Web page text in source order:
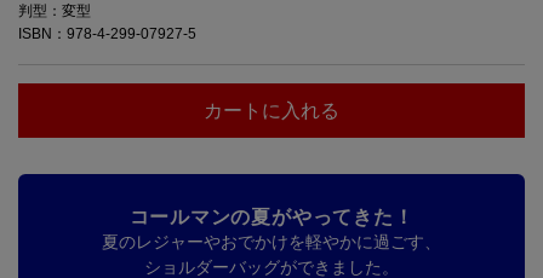
判型：変型
ISBN：978-4-299-07927-5
カートに入れる
コールマンの夏がやってきた！
夏のレジャーやおでかけを軽やかに過ごす、
ショルダーバッグができました。